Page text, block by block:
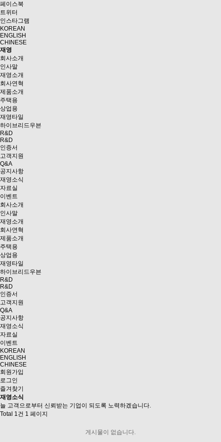
페이스북
트위터
인스타그램
KOREAN
ENGLISH
CHINESE
재영
회사소개
인사말
재영소개
회사연혁
제품소개
주택용
상업용
재영타일
하이브리드우븐
R&D
R&D
인증서
고객지원
Q&A
공지사항
재영소식
자료실
이벤트
회사소개
인사말
재영소개
회사연혁
제품소개
주택용
상업용
재영타일
하이브리드우븐
R&D
R&D
인증서
고객지원
Q&A
공지사항
재영소식
자료실
이벤트
KOREAN
ENGLISH
CHINESE
회원가입
로그인
즐겨찾기
재영소식
늘 고객으로부터 신뢰받는 기업이 되도록 노력하겠습니다.
Total 1건 1 페이지
게시물이 없습니다.